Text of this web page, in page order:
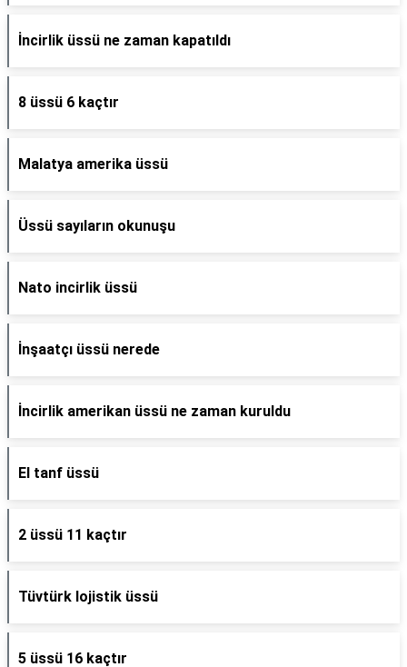
İncirlik üssü ne zaman kapatıldı
8 üssü 6 kaçtır
Malatya amerika üssü
Üssü sayıların okunuşu
Nato incirlik üssü
İnşaatçı üssü nerede
İncirlik amerikan üssü ne zaman kuruldu
El tanf üssü
2 üssü 11 kaçtır
Tüvtürk lojistik üssü
5 üssü 16 kaçtır